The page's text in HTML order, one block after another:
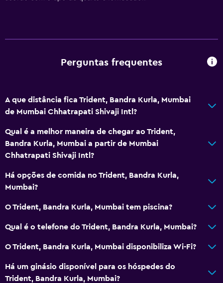
Perguntas frequentes
A que distância fica Trident, Bandra Kurla, Mumbai
de Mumbai Chhatrapati Shivaji Intl?
Qual é a melhor maneira de chegar ao Trident,
Bandra Kurla, Mumbai a partir de Mumbai
Chhatrapati Shivaji Intl?
Há opções de comida no Trident, Bandra Kurla,
Mumbai?
O Trident, Bandra Kurla, Mumbai tem piscina?
Qual é o telefone do Trident, Bandra Kurla, Mumbai?
O Trident, Bandra Kurla, Mumbai disponibiliza Wi-Fi?
Há um ginásio disponível para os hóspedes do
Trident, Bandra Kurla, Mumbai?